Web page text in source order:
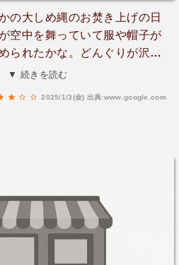
の大しめ縄のお焚き上げの日
空中を舞っていて服や帽子が
られたかな。どんぐりが沢山
が拾って帰りました。また、
▼ 続きを読む
2025/1/3(金) 出典:www.google.com